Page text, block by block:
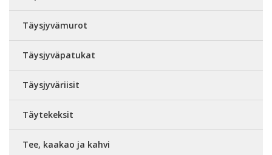
Täysjyvämurot
Täysjyväpatukat
Täysjyväriisit
Täytekeksit
Tee, kaakao ja kahvi